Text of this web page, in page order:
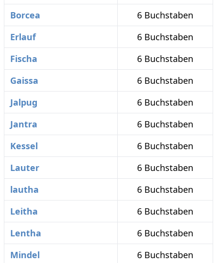
Borcea
6 Buchstaben
Erlauf
6 Buchstaben
Fischa
6 Buchstaben
Gaissa
6 Buchstaben
Jalpug
6 Buchstaben
Jantra
6 Buchstaben
Kessel
6 Buchstaben
Lauter
6 Buchstaben
lautha
6 Buchstaben
Leitha
6 Buchstaben
Lentha
6 Buchstaben
Mindel
6 Buchstaben